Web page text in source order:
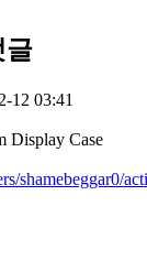
글
12 03:41
Display Case
shamebeggar0/